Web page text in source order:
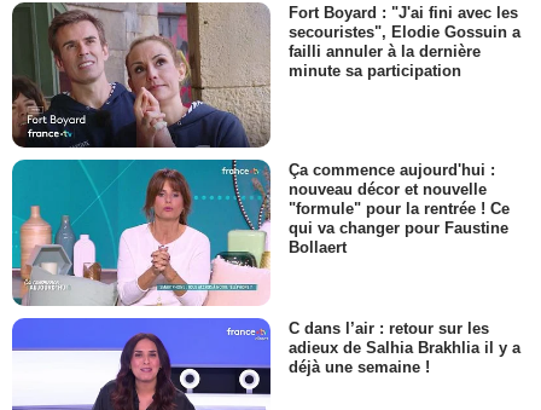
Fort Boyard : "J'ai fini avec les
secouristes", Elodie Gossuin a
failli annuler à la dernière
minute sa participation
Ça commence aujourd'hui :
nouveau décor et nouvelle
"formule" pour la rentrée ! Ce
qui va changer pour Faustine
Bollaert
C dans l’air : retour sur les
adieux de Salhia Brakhlia il y a
déjà une semaine !